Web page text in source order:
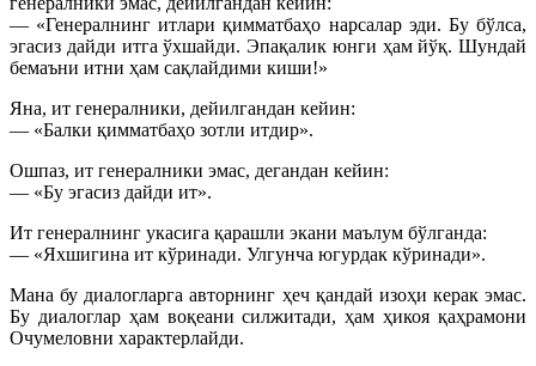
— «Генералнинг итлари қимматбаҳо нарсалар эди. Бу бўлса,
эгасиз дайди итга ўхшайди. Эпақалик юнги ҳам йўқ. Шундай
бемаъни итни ҳам сақлайдими киши!»
Яна, ит генералники, дейилгандан кейин:
— «Балки қимматбаҳо зотли итдир».
Ошпаз, ит генералники эмас, дегандан кейин:
— «Бу эгасиз дайди ит».
Ит генералнинг укасига қарашли экани маълум бўлганда:
— «Яхшигина ит кўринади. Улгунча югурдак кўринади».
Мана бу диалогларга авторнинг ҳеч қандай изоҳи керак эмас.
Бу диалоглар ҳам воқеани силжитади, ҳам ҳикоя қаҳрамони
Очумеловни характерлайди.